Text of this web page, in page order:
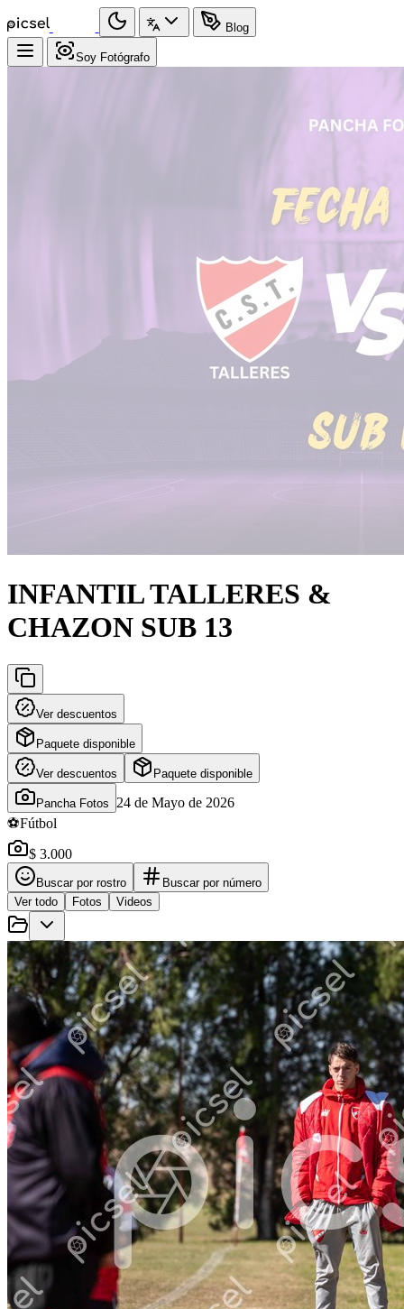
Blog
Soy Fotógrafo
INFANTIL TALLERES &
CHAZON SUB 13
Ver descuentos
Paquete disponible
Ver descuentos Paquete disponible
Pancha Fotos
24 de Mayo de 2026
⚽Fútbol
$ 3.000
Buscar por rostro
Buscar por número
Ver todo
Fotos Videos